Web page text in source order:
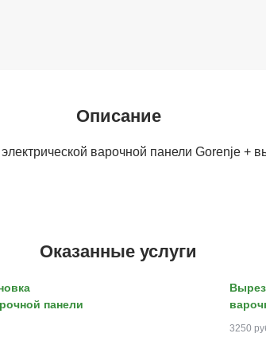
Описание
варочной панели Gorenje +
Оказанные услуги
панели
3250